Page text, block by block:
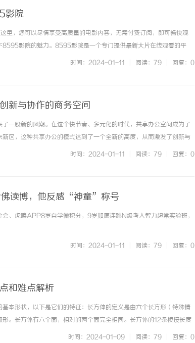
影院
里，您可以尽情享受高质量的电影内容，无需付费订阅，即可畅快观
8595影院的魅力。8595影院是一个专门提供最新大片在线观看的平
惊悚片，我们都能满足您的需求。在8595影院，您可以找到最新上映
时间：2024-01-11 阅读：79 回复：0
新与协作的商务空间
一股新的风潮。在这个快节奏、多元化的时代，共享办公空间成为了
区，这种共享办公的模式达到了一个全新的高度，从而激发了创新与
地资源，为共享办公提供了得天独厚的条件。无论是高层写字楼还是
时间：2024-01-11 阅读：79 回复：0
佛读博，他反感“神童”称号
、虎嗅APP8岁自学微积分，9岁如愿连跳N级考入智力超常实验班，
时间：2024-01-11 阅读：79 回复：0
和难点解析
本形状，以下是它们的特征：长方体的定义是由六个长方形（特殊情
。长方体有六个面，相对的两个面完全相同。长方体的12条棱按长度
一个顶点引出的三条棱分别叫做长方体的长、宽、高。正方体的定义
时间：2024-01-09 阅读：79 回复：0